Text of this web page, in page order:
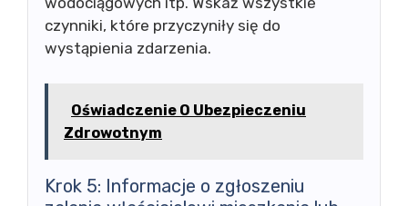
czynniki, które przyczyniły się do
wystąpienia zdarzenia.
Oświadczenie O Ubezpieczeniu
Zdrowotnym
Krok 5: Informacje o zgłoszeniu